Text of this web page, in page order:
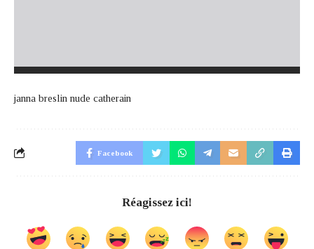
janna breslin nude catherain
Facebook
Réagissez ici!